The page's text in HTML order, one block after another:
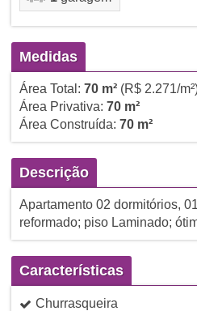
Medidas
Área Total: 70 m²(R$ 2.271/
Área Privativa: 70 m²
Área Construída: 70 m²
Descrição
Apartamento 02 dormitórios,
reformado; piso Laminado;
Características
Churrasqueira